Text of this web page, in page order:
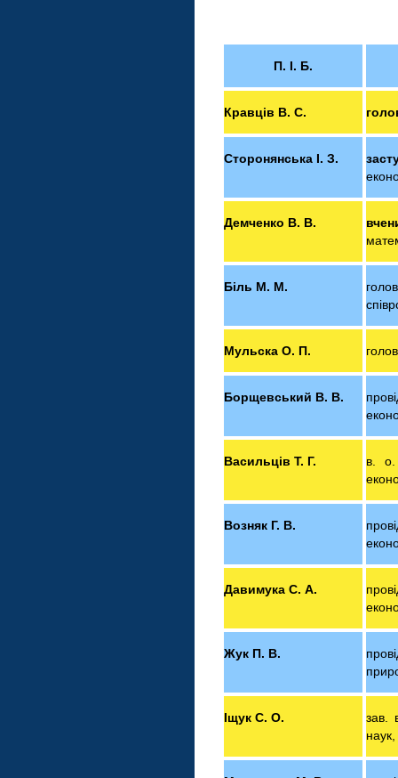
П. І. Б.
Кравців В. С.
Сторонянська І. З.
Демченко В. В.
Біль М. М.
Мульска О. П.
Борщевський В. В.
Васильців Т. Г.
в. о.
Возняк Г. В.
Давимука С. А.
Жук П. В.
Іщук С. О.
зав.